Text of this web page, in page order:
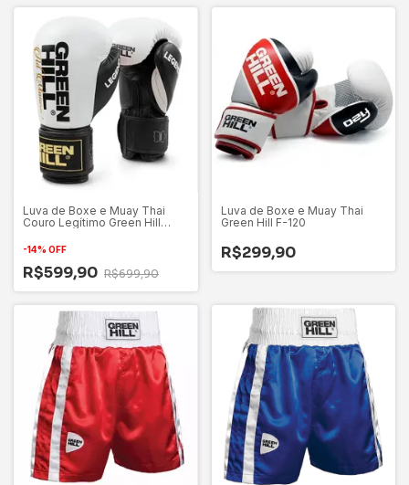
Luva de Boxe e Muay Thai
Couro Legítimo Green Hill
-14% OFF
R$599,90 R$699,90
Luva de Boxe e Muay Thai
Green Hill F-120
R$299,90